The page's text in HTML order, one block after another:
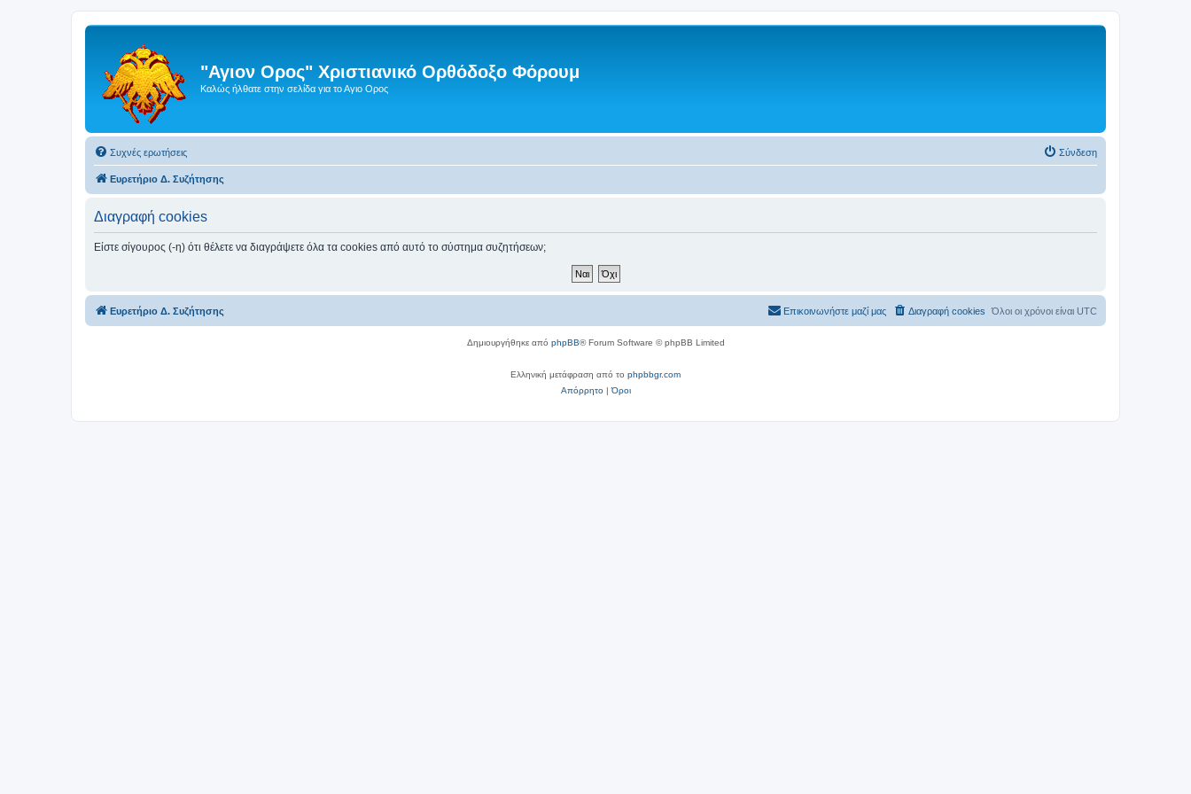
"Αγιον Ορος" Χριστιανικό Ορθόδοξο Φόρουμ
Καλώς ήλθατε στην σελίδα για το Αγιο Ορος
Συχνές ερωτήσεις Σύνδεση
Ευρετήριο Δ. Συζήτησης
Διαγραφή cookies
Είστε σίγουρος (-η) ότι θέλετε να διαγράψετε όλα τα cookies από αυτό το σύστημα συζητήσεων;
Ευρετήριο Δ. Συζήτησης Όλοι οι χρόνοι είναι UTC
Διαγραφή cookies
Επικοινωνήστε μαζί μας
Δημιουργήθηκε από phpBB® Forum Software © phpBB Limited
Ελληνική μετάφραση από το phpbbgr.com
Απόρρητο|Όροι